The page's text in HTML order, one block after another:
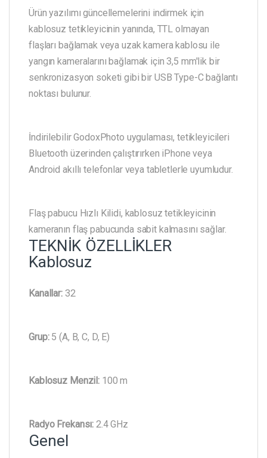
Ürün yazılımı güncellemelerini indirmek için
kablosuz tetikleyicinin yanında, TTL olmayan
flaşları bağlamak veya uzak kamera kablosu ile
yangın kameralarını bağlamak için 3,5 mm'lik bir
senkronizasyon soketi gibi bir USB Type-C bağlantı
noktası bulunur.
İndirilebilir GodoxPhoto uygulaması, tetikleyicileri
Bluetooth üzerinden çalıştırırken iPhone veya
Android akıllı telefonlar veya tabletlerle uyumludur.
Flaş pabucu Hızlı Kilidi, kablosuz tetikleyicinin
kameranın flaş pabucunda sabit kalmasını sağlar.
TEKNİK ÖZELLİKLER
Kablosuz
Kanallar:32
Grup:5 (A, B, C, D, E)
Kablosuz Menzil:100 m
Radyo Frekansı: 2.4 GHz
Genel